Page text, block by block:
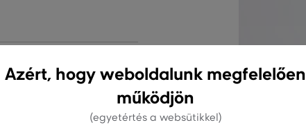
Azért, hogy weboldalunk megfelelően
működjön
(egyetértés a websütikkel)